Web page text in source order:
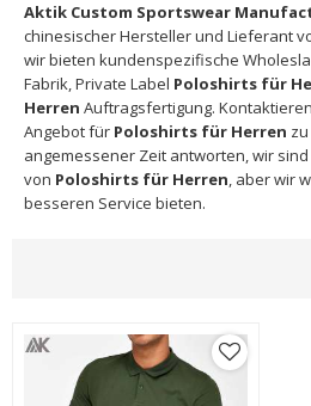
Aktik Custom Sportswear
chinesischer Hersteller und Lieferant
wir bieten kundenspezifische
Fabrik, Private Label Poloshirts für
Herren Auftragsfertigung.
Angebot für Poloshirts für Herren
angemessener Zeit antworten, wir
von Poloshirts für Herren, aber wir
besseren Service bieten.